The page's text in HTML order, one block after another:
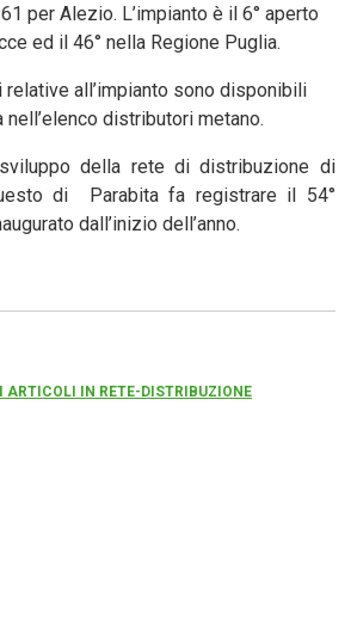
per Alezio. L’impianto è il 6° aperto
ed il 46° nella Regione Puglia.
all’impianto sono disponibili
nell’elenco distributori metano.
della rete di distribuzione di
di Parabita fa registrare il 54°
dall’inizio dell’anno.
ARTICOLI IN RETE-DISTRIBUZIONE